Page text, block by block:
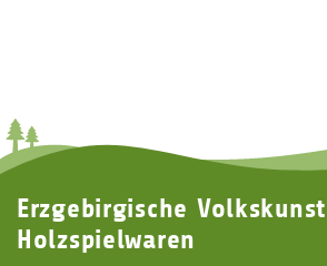
Erzgebirgische
Holzspielwaren